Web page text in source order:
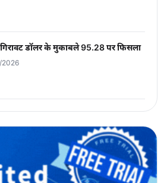
डॉलर के मुकाबले 95.28 पर फिसला
2026